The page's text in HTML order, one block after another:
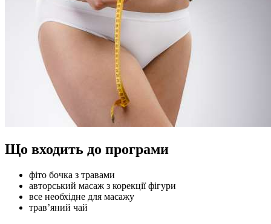
Що входить до програми
фіто бочка з травами
авторський масаж з корекції фігури
все необхідне для масажу
трав’яний чай